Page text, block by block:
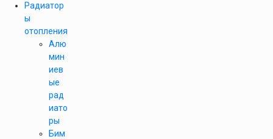
Радиатор
ы
отопления
Алю
мин
иев
ые
рад
иато
ры
Бим